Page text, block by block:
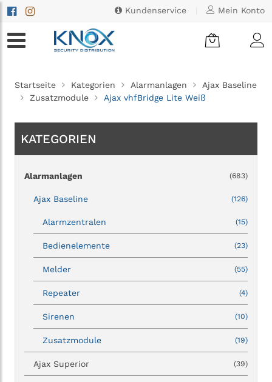
Kundenservice Mein Konto
Startseite Kategorien Alarmanlagen
Ajax Baseline
Zusatzmodule
Ajax vhfBridge Lite Weiß
KATEGORIEN
Alarmanlagen (683)
Ajax Baseline (126)
Alarmzentralen (15)
Bedienelemente (23)
Melder (55)
Repeater (4)
Sirenen (10)
Zusatzmodule (19)
Ajax Superior (39)